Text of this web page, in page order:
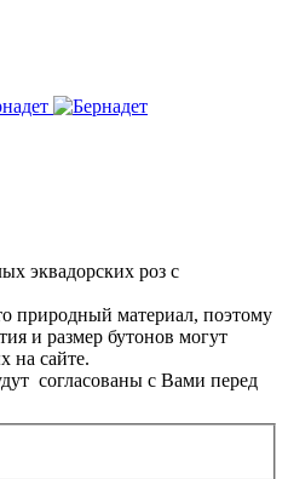
эквадорских роз с
природный материал, поэтому
и размер бутонов могут
на сайте.
согласованы с Вами перед